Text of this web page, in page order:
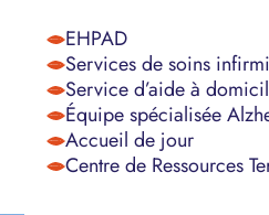
EHPAD
Services de soins
Service d’aide à
Équipe spécialisée
Accueil de jour
Centre de Ressources
visite
balades et promenades
spécifiques ( pétanque)